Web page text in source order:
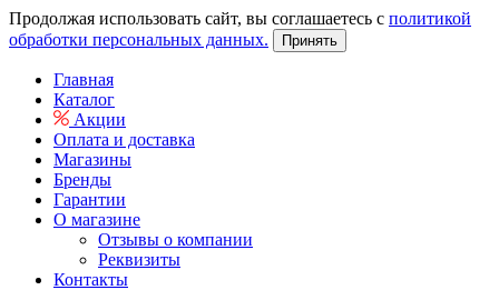
Продолжая использовать сайт, вы соглашаетесь с политикой
обработки персональных данных.
Принять
Главная
Каталог
Акции
Оплата и доставка
Магазины
Бренды
Гарантии
О магазине
Отзывы о компании
Реквизиты
Контакты